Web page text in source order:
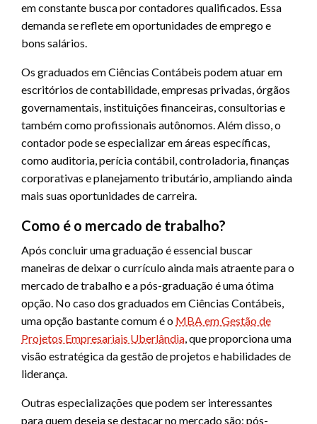
em constante busca por contadores qualificados. Essa
demanda se reflete em oportunidades de emprego e
bons salários.
Os graduados em Ciências Contábeis podem atuar em
escritórios de contabilidade, empresas privadas, órgãos
governamentais, instituições financeiras, consultorias e
também como profissionais autônomos. Além disso, o
contador pode se especializar em áreas específicas,
como auditoria, perícia contábil, controladoria, finanças
corporativas e planejamento tributário, ampliando ainda
mais suas oportunidades de carreira.
Como é o mercado de trabalho?
Após concluir uma graduação é essencial buscar
maneiras de deixar o currículo ainda mais atraente para o
mercado de trabalho e a pós-graduação é uma ótima
opção. No caso dos graduados em Ciências Contábeis,
uma opção bastante comum é o MBA em Gestão de
Projetos Empresariais Uberlândia, que proporciona uma
visão estratégica da gestão de projetos e habilidades de
liderança.
Outras especializações que podem ser interessantes
para quem deseja se destacar no mercado são: pós-